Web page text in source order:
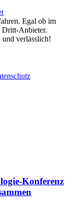
Egal ob im
Dritt-Anbieter.
verlässlich!
Konferenz